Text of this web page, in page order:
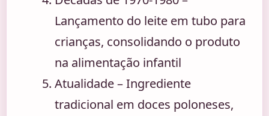
Lançamento do leite em tubo para
crianças, consolidando o produto
na alimentação infantil
Atualidade– Ingrediente
tradicional em doces poloneses,